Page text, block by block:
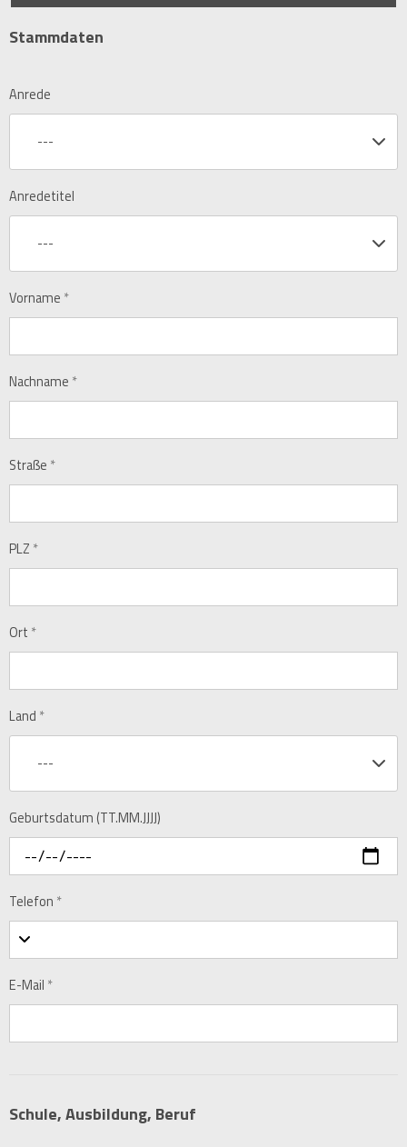
Stammdaten
Anrede
---
Anredetitel
---
Vorname *
Nachname *
Straße *
PLZ *
Ort *
Land *
---
Geburtsdatum (TT.MM.JJJJ)
Telefon *
E-Mail *
Schule, Ausbildung, Beruf